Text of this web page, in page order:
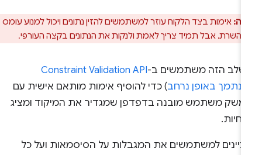
אימות בצד הלקוח עוזר למשתמשים להזין נתונים ויכול למנוע עומס
השרת, אבל תמיד צריך לאמת ולנקות את הנתונים בקצה העורפי.
הזה משתמשים ב-Constraint Validation API
נתמך באופן נרחב) כדי להוסיף אימות מותאם אישית עם
משתמש מובנה בדפדפן שמגדיר את המיקוד ומציג
למשתמשים את המגבלות על הסיסמאות ועל כל